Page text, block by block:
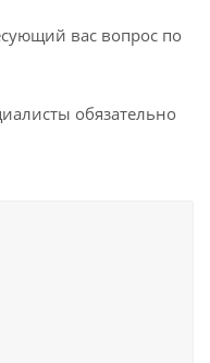
вас вопрос по
обязательно